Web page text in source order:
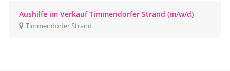
Aushilfe im Verkauf Timmendorfer Strand (m/w/d)
Timmendorfer Strand